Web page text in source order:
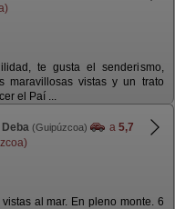
te gusta el senderismo,
maravillosas vistas y un trato
el Paí ...
Deba (Guipúzcoa) a 5,7
al mar. En pleno monte. 6